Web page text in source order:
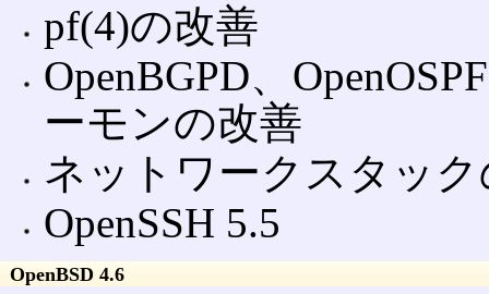
pf(4)の改善
OpenBGPD、
ーモンの改善
ネットワークスタッ
OpenSSH 5.5
OpenBSD 4.6